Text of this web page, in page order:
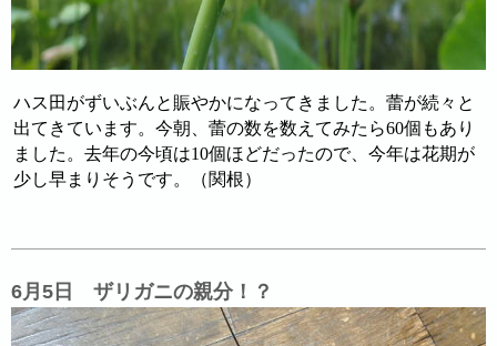
ハス田がずいぶんと賑やかになってきました。蕾が続々と
出てきています。今朝、蕾の数を数えてみたら60個もあり
ました。去年の今頃は10個ほどだったので、今年は花期が
少し早まりそうです。（関根）
6月5日 ザリガニの親分！？